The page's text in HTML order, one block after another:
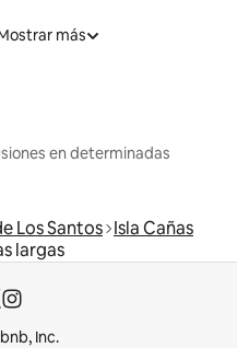
más
en determinadas
Los Santos Isla Cañas
largas
Inc.